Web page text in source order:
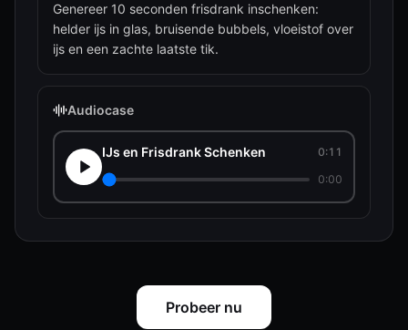
Genereer 10 seconden frisdrank inschenken:
helder ijs in glas, bruisende bubbels, vloeistof over
ijs en een zachte laatste tik.
Audiocase
IJs en Frisdrank Schenken
0:11
0:00
Probeer nu